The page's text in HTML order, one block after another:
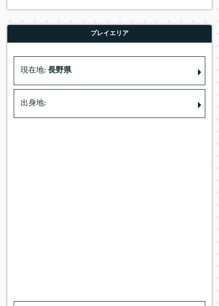
プレイエリア
現在地: 長野県
出身地: